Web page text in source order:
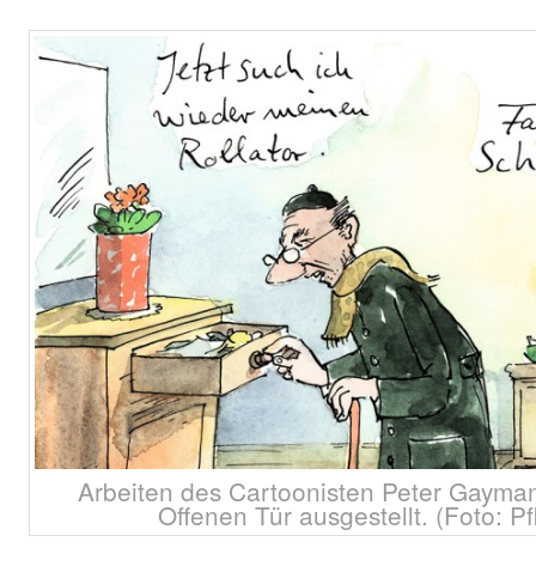
Arbeiten des Cartoonisten Peter
Offenen Tür ausgestellt. (Foto: